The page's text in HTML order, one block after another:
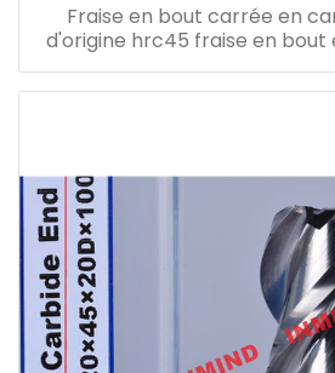
Fraise en bout carrée en
d'origine hrc45 fraise en